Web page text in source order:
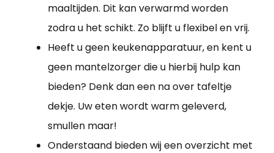
maaltijden. Dit kan verwarmd worden
zodra u het schikt. Zo blijft u flexibel en vrij.
Heeft u geen keukenapparatuur, en kent u
geen mantelzorger die u hierbij hulp kan
bieden? Denk dan een na over tafeltje
dekje. Uw eten wordt warm geleverd,
smullen maar!
Onderstaand bieden wij een overzicht met